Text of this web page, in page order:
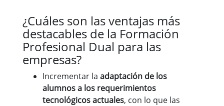
¿Cuáles son las ventajas más
destacables de la Formación
Profesional Dual para las
empresas?
Incrementar la adaptación de los
alumnos a los requerimientos
tecnológicos actuales, con lo que las